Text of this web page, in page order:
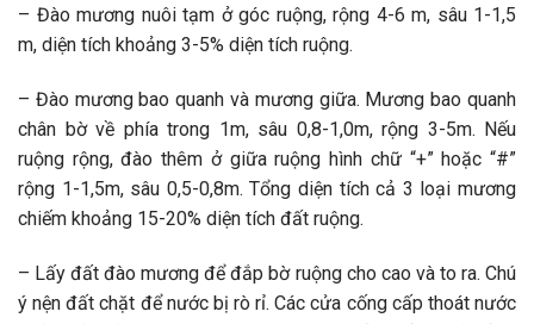
– Đào mương nuôi tạm ở góc ruộng, rộng 4-6 m, sâu 1-1,5
m, diện tích khoảng 3-5% diện tích ruộng.
– Đào mương bao quanh và mương giữa. Mương bao quanh
chân bờ về phía trong 1m, sâu 0,8-1,0m, rộng 3-5m. Nếu
ruộng rộng, đào thêm ở giữa ruộng hình chữ “+” hoặc “#”
rộng 1-1,5m, sâu 0,5-0,8m. Tổng diện tích cả 3 loại mương
chiếm khoảng 15-20% diện tích đất ruộng.
– Lấy đất đào mương để đắp bờ ruộng cho cao và to ra. Chú
ý nện đất chặt để nước bị rò rỉ. Các cửa cống cấp thoát nước